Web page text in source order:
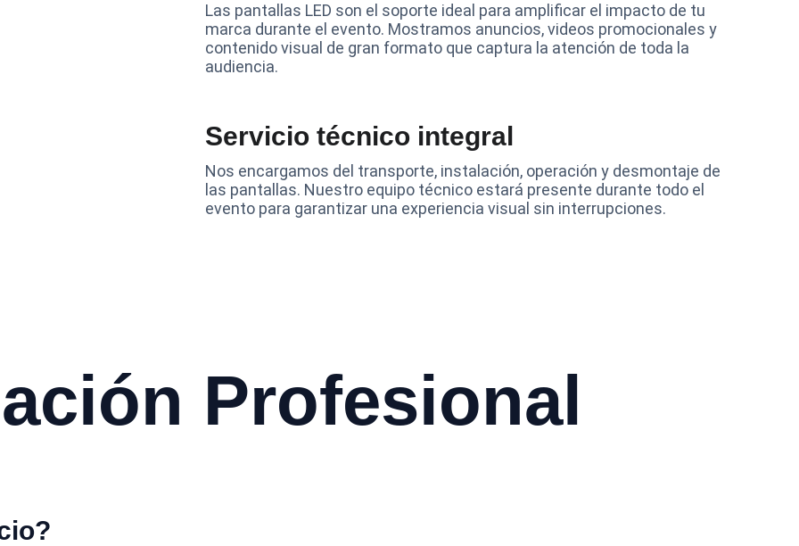
Las pantallas LED son el soporte ideal para amplificar el impacto de tu
marca durante el evento. Mostramos anuncios, videos promocionales y
contenido visual de gran formato que captura la atención de toda la
audiencia.
Servicio técnico integral
Nos encargamos del transporte, instalación, operación y desmontaje de
las pantallas. Nuestro equipo técnico estará presente durante todo el
evento para garantizar una experiencia visual sin interrupciones.
Profesional